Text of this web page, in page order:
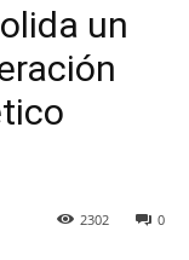
un
0
2302